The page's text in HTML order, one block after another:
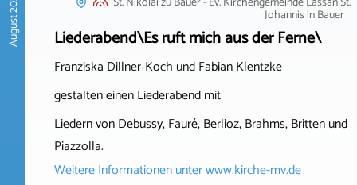
August 2026 JohannisinBauer
Liederabend\Es ruft mich aus der Ferne\
Franziska Dillner-Koch und Fabian Klentzke
gestalten einen Liederabend mit
Liedern von Debussy, Fauré, Berlioz, Brahms, Britten und
Piazzolla.
Weitere Informationen unterwww.kirche-mv.de